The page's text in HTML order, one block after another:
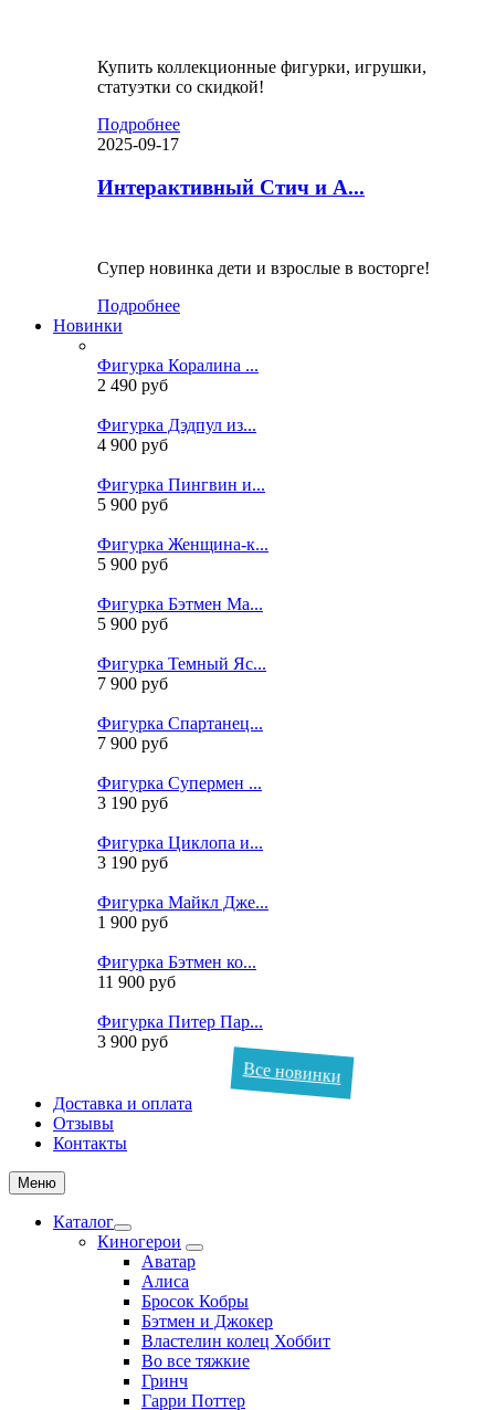
Купить коллекционные фигурки, игрушки,
статуэтки со скидкой!
Подробнее
2025-09-17
Интерактивный Стич и А...
Супер новинка дети и взрослые в восторге!
Подробнее
Новинки
Фигурка Коралина ...
2 490 руб
Фигурка Дэдпул из...
4 900 руб
Фигурка Пингвин и...
5 900 руб
Фигурка Женщина-к...
5 900 руб
Фигурка Бэтмен Ма...
5 900 руб
Фигурка Темный Яс...
7 900 руб
Фигурка Спартанец...
7 900 руб
Фигурка Супермен ...
3 190 руб
Фигурка Циклопа и...
3 190 руб
Фигурка Майкл Дже...
1 900 руб
Фигурка Бэтмен ко...
11 900 руб
Фигурка Питер Пар...
3 900 руб
Все новинки
Доставка и оплата
Отзывы
Контакты
Меню
Каталог
Киногерои
Аватар
Алиса
Бросок Кобры
Бэтмен и Джокер
Властелин колец Хоббит
Во все тяжкие
Гринч
Гарри Поттер